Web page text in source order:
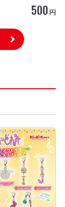
500 円